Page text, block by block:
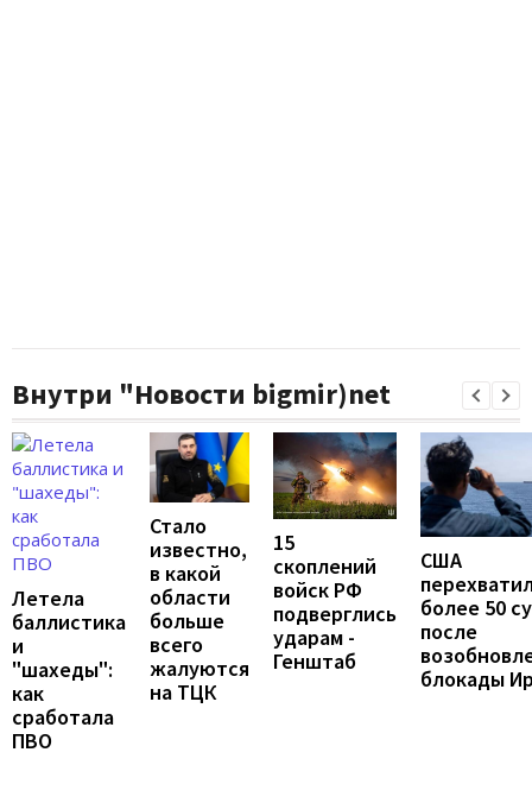
Внутри "Новости bigmir)net
Летела
баллистика
и
"шахеды":
как
сработала
ПВО
Стало
известно,
в какой
области
больше
всего
жалуются
на ТЦК
15
скоплений
войск РФ
подверглись
ударам -
Генштаб
США
более 50
после
блокады